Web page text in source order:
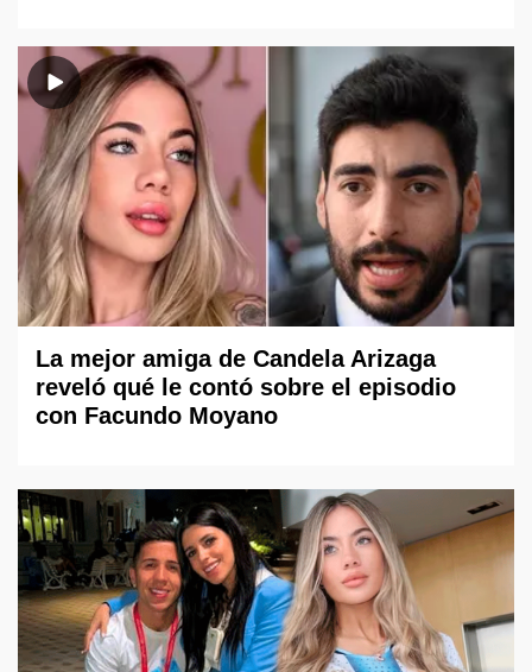
La mejor amiga de Candela Arizaga
reveló qué le contó sobre el episodio
con Facundo Moyano